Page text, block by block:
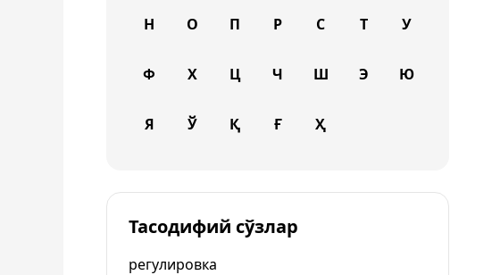
Н О П Р С Т У
Ф Х Ц Ч Ш Э Ю
Я Ў Қ Ғ Ҳ
Тасодифий сўзлар
регулировка